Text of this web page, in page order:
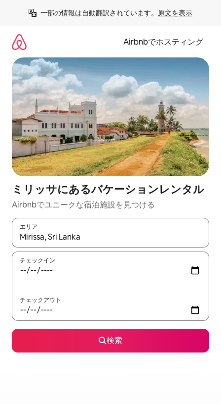
一部の情報は自動翻訳されています。 原文を表示
Airbnbでホスティング
ミリッサにあるバケーションレンタル
Airbnbでユニークな宿泊施設を見つける
エリア
検索結果が表示されたら、上下の矢印キーを使って移動するか
チェックイン
チェックアウト
検索